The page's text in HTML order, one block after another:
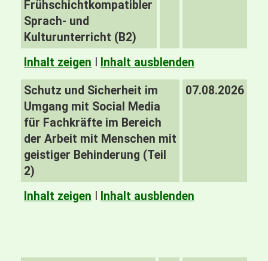
Frühschichtkompatibler
Sprach- und
Kulturunterricht (B2)
Inhalt zeigen Inhalt ausblenden
Schutz und Sicherheit im
Umgang mit Social Media
für Fachkräfte im Bereich
der Arbeit mit Menschen mit
geistiger Behinderung (Teil
2)
07.08.2026
Inhalt zeigen Inhalt ausblenden